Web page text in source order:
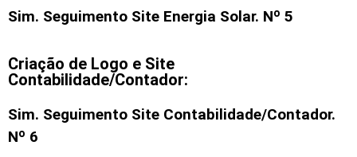
Sim. Seguimento Site Energia Solar. Nº 5
Criação de Logo e Site
Contabilidade/Contador:
Sim. Seguimento Site Contabilidade/Contador.
Nº 6